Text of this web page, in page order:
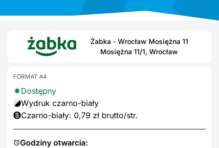
Żabka - Wrocław Mosiężna 11
Mosiężna 11/1, Wrocław
Godziny otwarcia:
FORMAT A4
Dostępny
Wydruk czarno-biały
Czarno-biały: 0,79 zł brutto/str.